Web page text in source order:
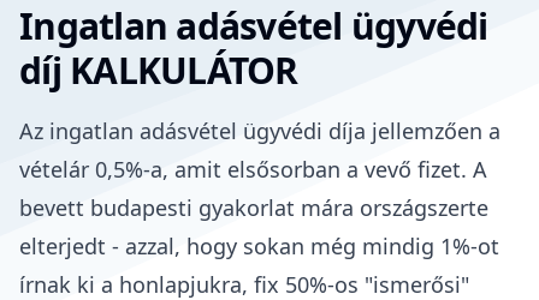
Ingatlan adásvétel ügyvédi
díj KALKULÁTOR
Az ingatlan adásvétel ügyvédi díja jellemzően a
vételár 0,5%-a, amit elsősorban a vevő fizet. A
bevett budapesti gyakorlat mára országszerte
elterjedt - azzal, hogy sokan még mindig 1%-ot
írnak ki a honlapjukra, fix 50%-os "ismerősi"